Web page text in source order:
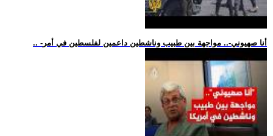
.. -أنا صهيوني-.. مواجهة بين طبيب وناشطين داعمين لفلسطين في أمر